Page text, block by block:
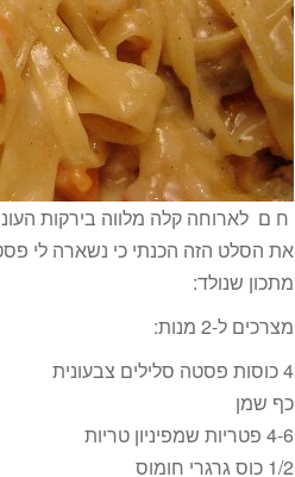
ח ם לארוחה קלה מלווה בירקות
את הסלט הזה הכנתי כי נשארה לי
מתכון שנולד:
מצרכים ל-2 מנות:
4 כוסות פסטה סלילים צבעונית
כף שמן
4-6 פטריות שמפיניון טריות
1/2 כוס גרגרי חומוס